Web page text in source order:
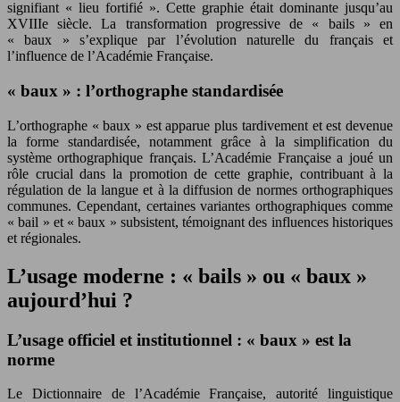
signifiant « lieu fortifié ». Cette graphie était dominante jusqu’au
XVIIIe siècle. La transformation progressive de « bails » en
« baux » s’explique par l’évolution naturelle du français et
l’influence de l’Académie Française.
« baux » : l’orthographe standardisée
L’orthographe « baux » est apparue plus tardivement et est devenue
la forme standardisée, notamment grâce à la simplification du
système orthographique français. L’Académie Française a joué un
rôle crucial dans la promotion de cette graphie, contribuant à la
régulation de la langue et à la diffusion de normes orthographiques
communes. Cependant, certaines variantes orthographiques comme
« bail » et « baux » subsistent, témoignant des influences historiques
et régionales.
L’usage moderne : « bails » ou « baux »
aujourd’hui ?
L’usage officiel et institutionnel : « baux » est la
norme
Le Dictionnaire de l’Académie Française, autorité linguistique